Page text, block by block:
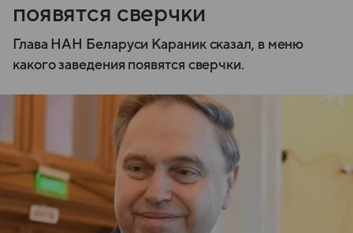
появятся сверчки
Глава НАН Беларуси Караник сказал, в меню
какого заведения появятся сверчки.